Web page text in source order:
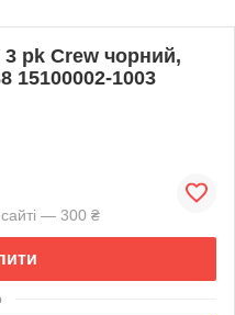
pk Crew чорний,
15100002-1003
— 300 ₴